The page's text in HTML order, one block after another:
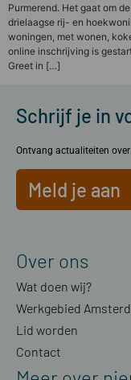
Purmerend. Het gaat om
drielaagse rij- en
woningen, met wonen,
online inschrijving is
Greet in […]
Schrijf je in
Ontvang actualiteiten
Meld je aan
Over ons
Wat doen wij?
Werkgebied
Lid worden
Contact